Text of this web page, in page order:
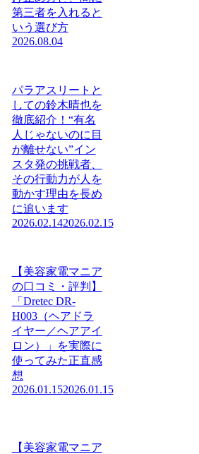
第三者を入れると
いう選び方
2026.08.04
パラアスリートと
しての鈴木晴也を
徹底紹介！“有名
人じゃないのに目
が離せない”イン
スタ発の挑戦者、
その行動力が人を
動かす理由を長め
に追います
2026.02.142026.02.15
【美容家電マニア
の口コミ・評判】
「Dretec DR-
H003（ヘアドラ
イヤー／ヘアアイ
ロン）」を実際に
使ってみた正直感
想
2026.01.152026.01.15
【美容家電マニア